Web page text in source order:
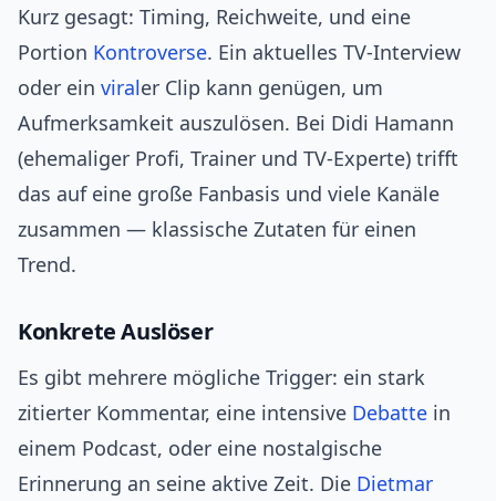
Kurz gesagt: Timing, Reichweite, und eine
Portion Kontroverse. Ein aktuelles TV-Interview
oder ein viraler Clip kann genügen, um
Aufmerksamkeit auszulösen. Bei Didi Hamann
(ehemaliger Profi, Trainer und TV-Experte) trifft
das auf eine große Fanbasis und viele Kanäle
zusammen — klassische Zutaten für einen
Trend.
Konkrete Auslöser
Es gibt mehrere mögliche Trigger: ein stark
zitierter Kommentar, eine intensive Debatte in
einem Podcast, oder eine nostalgische
Erinnerung an seine aktive Zeit. Die Dietmar